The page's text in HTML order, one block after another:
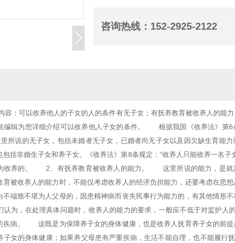
咨询热线： 152-2925-2122
容：可以收养他人的子女的人的条件有无子女；有抚养教育被收养人的能
编辑为您详细介绍可以收养他人子女的条件。 根据我国《收养法》第6
无子女，包括未婚者无子女，已婚者尚无子女以及因欠缺生育能力
括非婚生子女和养子女。《收养法》第8条规定：“收养人只能收养一名子
收养的。 2、有抚养教育被收养人的能力。 这里所说的能力，是就
被收养人的能力时，不能仅考虑收养人的经济负担能力，还要考虑在思
端致不堪为人父母的，因患精神病而丧失民事行为能力的，有其他情形
认为，在处理具体问题时，收养人的能力的要求，一般应不低于对监护
疾病。 这既是为保障养子女的身体健康，也是收养人抚育养子女的前提
子女的身体健康；如果养父母患有严重疾病，生活不能自理，也不能履